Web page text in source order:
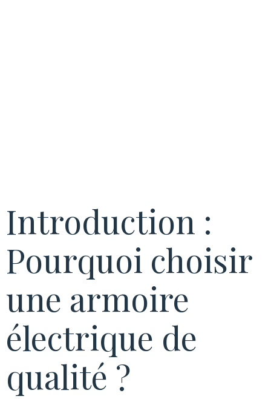
Introduction :
Pourquoi choisir
une armoire
électrique de
qualité ?